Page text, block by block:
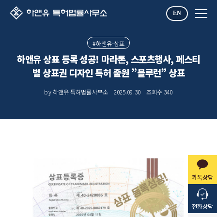
EN
카톡상담
전화상담
#하앤유-상표
하앤유 상표 등록 성공! 마라톤, 스포츠행사, 페스티
벌 상표권 디자인 특허 출원 ”블루런” 상표
by 하앤유 특허법률사무소 2025.09.30 조회수 340